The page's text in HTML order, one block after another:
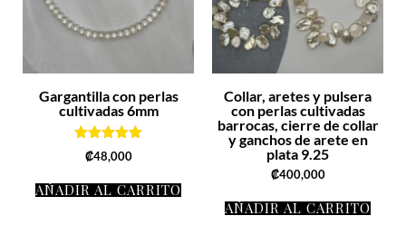
Gargantilla con perlas
cultivadas 6mm
Valorado
con
de 5
₡48,000
AÑADIR AL CARRITO
Collar, aretes y pulsera
con perlas cultivadas
barrocas, cierre de collar
y ganchos de arete en
plata 9.25
₡400,000
AÑADIR AL CARRITO